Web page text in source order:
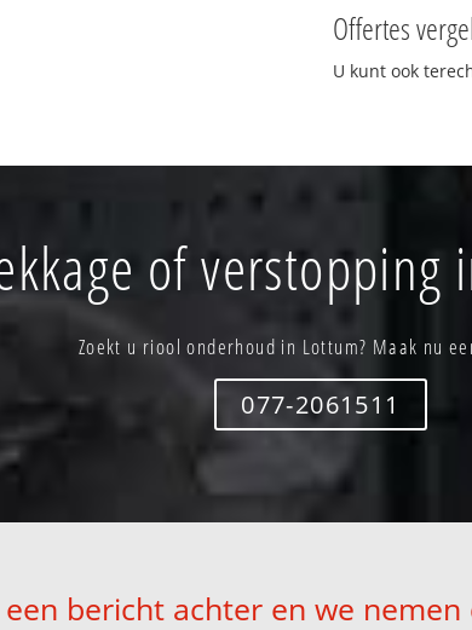
Offertes
U kunt ook
of verstopping
Zoekt u riool onderhoud in Lottum? Maak nu
077-2061511
bericht achter en we